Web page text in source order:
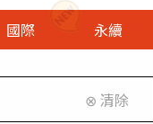
國際 永續
⊗ 清除